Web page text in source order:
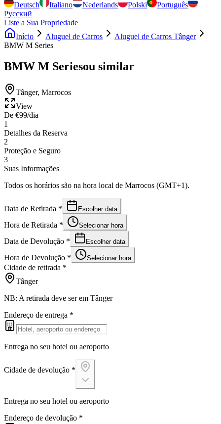
Deutsch
Italiano Nederlands Polski
Português
Русский
Liste a Sua Propriedade
Início
Aluguel de Carros
Aluguel de Carros Tânger
BMW M Series
BMW M Seriesou similar
Tânger, Marrocos
View
De €99/dia
1
Detalhes da Reserva
2
Proteção e Seguro
3
Suas Informações
Todos os horários são na hora local de Marrocos (GMT+1).
Data de Retirada * Escolher data
Hora de Retirada * Selecionar hora
Data de Devolução * Escolher data
Hora de Devolução * Selecionar hora
Cidade de retirada *
Tânger
NB: A retirada deve ser em Tânger
Endereço de entrega *
Entrega no seu hotel ou aeroporto
Cidade de devolução *
Entrega no seu hotel ou aeroporto
Endereço de devolução *